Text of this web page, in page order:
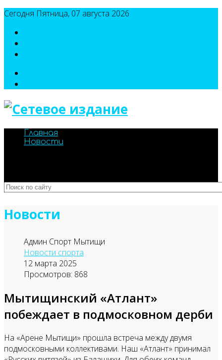
Сегодня Пятница, 07 августа 2026
Главная
Новости
Новости
Админ Спорт Мытищи
Новости спорта
12 марта 2025
Просмотров: 868
Мытищинский «Атлант»
побеждает в подмосковном дерби
На «Арене Мытищи» прошла встреча между двумя
подмосковными коллективами. Наш «Атлант» принимал